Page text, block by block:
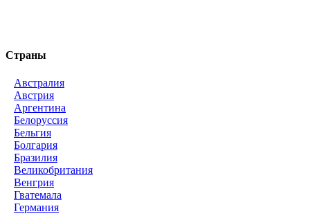
Страны
Австралия
Австрия
Аргентина
Белоруссия
Бельгия
Болгария
Бразилия
Великобритания
Венгрия
Гватемала
Германия